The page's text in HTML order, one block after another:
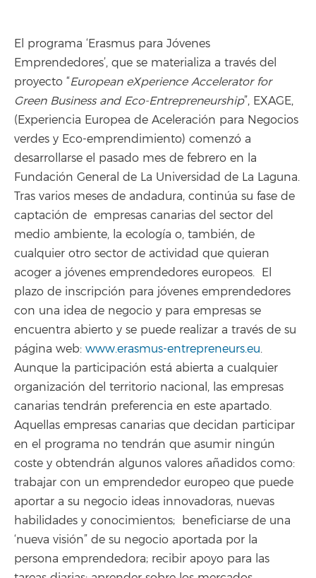
El programa ‘Erasmus para Jóvenes
Emprendedores’, que se materializa a través del
proyecto “European eXperience Accelerator for
Green Business and Eco-Entrepreneurship”, EXAGE,
(Experiencia Europea de Aceleración para Negocios
verdes y Eco-emprendimiento) comenzó a
desarrollarse el pasado mes de febrero en la
Fundación General de La Universidad de La Laguna.
Tras varios meses de andadura, continúa su fase de
captación de empresas canarias del sector del
medio ambiente, la ecología o, también, de
cualquier otro sector de actividad que quieran
acoger a jóvenes emprendedores europeos. El
plazo de inscripción para jóvenes emprendedores
con una idea de negocio y para empresas se
encuentra abierto y se puede realizar a través de su
página web: www.erasmus-entrepreneurs.eu.
Aunque la participación está abierta a cualquier
organización del territorio nacional, las empresas
canarias tendrán preferencia en este apartado.
Aquellas empresas canarias que decidan participar
en el programa no tendrán que asumir ningún
coste y obtendrán algunos valores añadidos como:
trabajar con un emprendedor europeo que puede
aportar a su negocio ideas innovadoras, nuevas
habilidades y conocimientos; beneficiarse de una
‘nueva visión” de su negocio aportada por la
persona emprendedora; recibir apoyo para las